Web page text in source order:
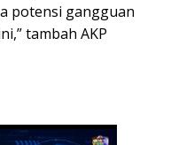
potensi gangguan
tambah AKP